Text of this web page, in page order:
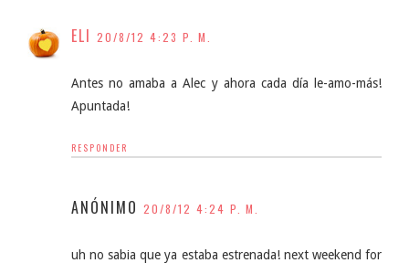
ELI 20/8/12 4:23 P. M.
Antes no amaba a Alec y ahora cada día le-amo-más!
Apuntada!
RESPONDER
ANÓNIMO 20/8/12 4:24 P. M.
uh no sabia que ya estaba estrenada! next weekend for